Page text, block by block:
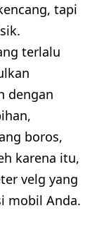
tapi
terlalu
dengan
boros,
karena itu,
velg yang
mobil Anda.